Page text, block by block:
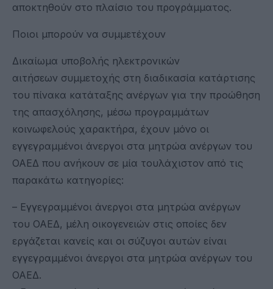
αποκτηθούν στο πλαίσιο του προγράμματος.
Ποιοι μπορούν να συμμετέχουν
Δικαίωμα υποβολής ηλεκτρονικών
αιτήσεων συμμετοχής στη διαδικασία κατάρτισης
του πίνακα κατάταξης ανέργων για την προώθηση
της απασχόλησης, μέσω προγραμμάτων
κοινωφελούς χαρακτήρα, έχουν μόνο οι
εγγεγραμμένοι άνεργοι στα μητρώα ανέργων του
ΟΑΕΔ που ανήκουν σε μία τουλάχιστον από τις
παρακάτω κατηγορίες:
– Εγγεγραμμένοι άνεργοι στα μητρώα ανέργων
του ΟΑΕΔ, μέλη οικογενειών στις οποίες δεν
εργάζεται κανείς και οι σύζυγοι αυτών είναι
εγγεγραμμένοι άνεργοι στα μητρώα ανέργων του
ΟΑΕΔ.